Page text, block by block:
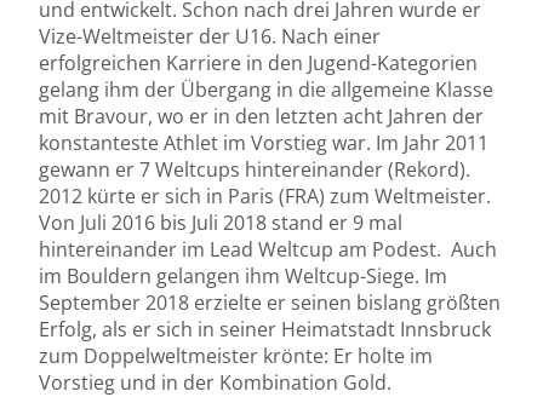
und entwickelt. Schon nach drei Jahren wurde er
Vize-Weltmeister der U16. Nach einer
erfolgreichen Karriere in den Jugend-Kategorien
gelang ihm der Übergang in die allgemeine Klasse
mit Bravour, wo er in den letzten acht Jahren der
konstanteste Athlet im Vorstieg war. Im Jahr 2011
gewann er 7 Weltcups hintereinander (Rekord).
2012 kürte er sich in Paris (FRA) zum Weltmeister.
Von Juli 2016 bis Juli 2018 stand er 9 mal
hintereinander im Lead Weltcup am Podest. Auch
im Bouldern gelangen ihm Weltcup-Siege. Im
September 2018 erzielte er seinen bislang größten
Erfolg, als er sich in seiner Heimatstadt Innsbruck
zum Doppelweltmeister krönte: Er holte im
Vorstieg und in der Kombination Gold.